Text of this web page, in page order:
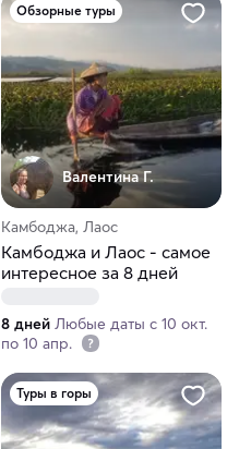
Обзорные туры
Валентина Г.
Камбоджа, Лаос
Камбоджа и Лаос - самое
интересное за 8 дней
8 дней Любые даты с 10 окт.
по 10 апр.
Туры в горы